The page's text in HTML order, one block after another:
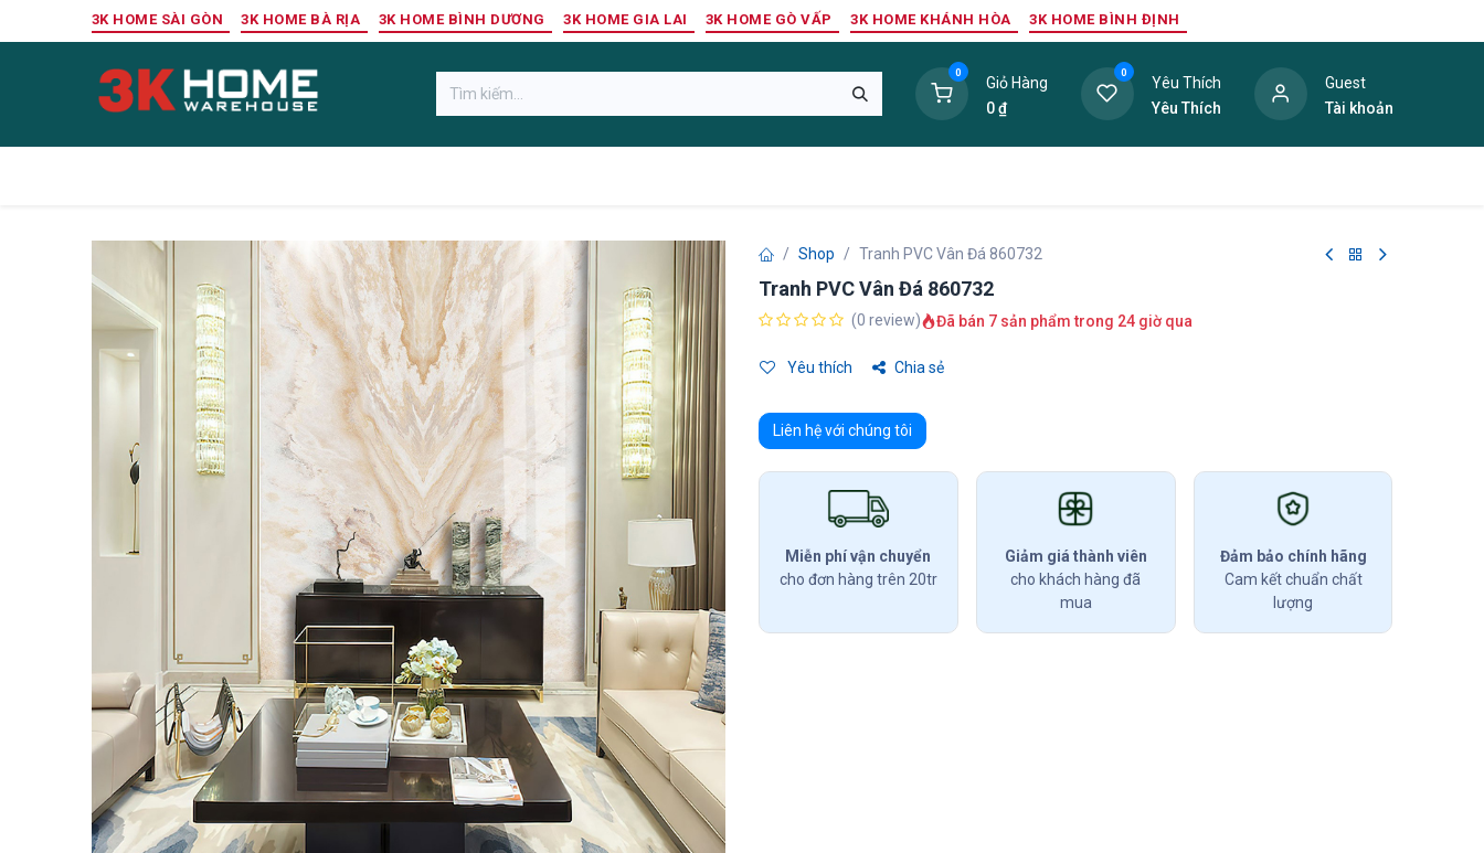
3K HOME SÀI GÒN 3K HOME BÀ RỊA 3K HOME BÌNH DƯƠNG 3K HOME GIA LAI 3K HOME GÒ VẤP 3K HOME KHÁNH HÒA 3K HOME BÌNH ĐỊNH
0
Giỏ Hàng
0₫
0
Yêu Thích
Yêu Thích
Guest
Tài khoản
Shop Tranh PVC Vân Đá 860732
Tranh PVC Vân Đá 860732
(0 review) Đã bán 7 sản phẩm trong 24 giờ qua
Yêu thích Chia sẻ
Liên hệ với chúng tôi
Miễn phí vận chuyển
cho đơn hàng trên 20tr
Giảm giá thành viên
cho khách hàng đã
mua
Đảm bảo chính hãng
Cam kết chuẩn chất
lượng